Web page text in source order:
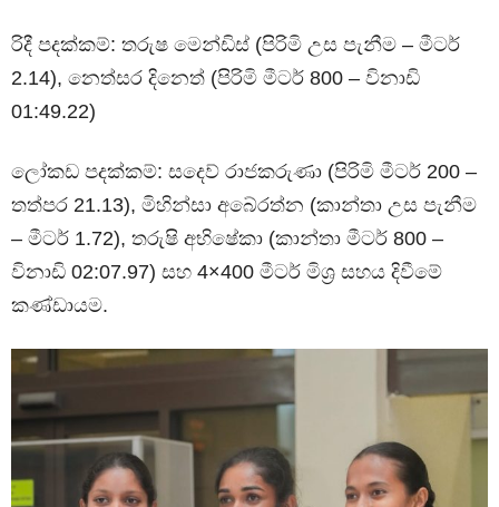
රිදී පදක්කම්: තරුෂ මෙන්ඩිස් (පිරිමි උස පැනීම – මීටර්
2.14), නෙත්සර දිනෙත් (පිරිමි මීටර් 800 – විනාඩි
01:49.22)
ලෝකඩ පදක්කම්: සදෙව් රාජකරුණා (පිරිමි මීටර් 200 –
තත්පර 21.13), මිහින්සා අබේරත්න (කාන්තා උස පැනීම
– මීටර් 1.72), තරුෂි අභිෂේකා (කාන්තා මීටර් 800 –
විනාඩි 02:07.97) සහ 4×400 මීටර් මිශ්‍ර සහය දිවීමේ
කණ්ඩායම.